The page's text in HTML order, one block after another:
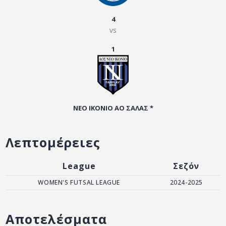
4
vs
1
ΝΕΟ ΙΚΟΝΙΟ ΑΟ ΣΑΛΑΣ *
Λεπτομέρειες
League Σεζόν
WOMEN'S FUTSAL LEAGUE 2024-2025
Αποτελέσματα